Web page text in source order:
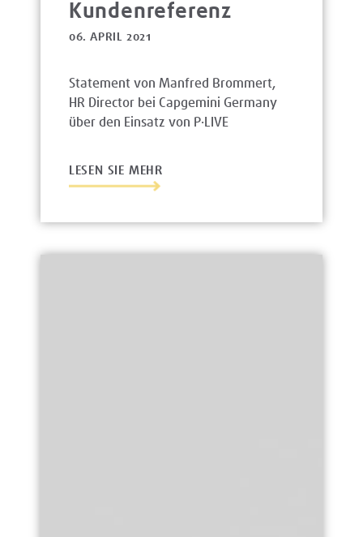
Kundenreferenz
06. APRIL 2021
Statement von Manfred Brommert,
HR Director bei Capgemini Germany
über den Einsatz von P·LIVE
LESEN SIE MEHR